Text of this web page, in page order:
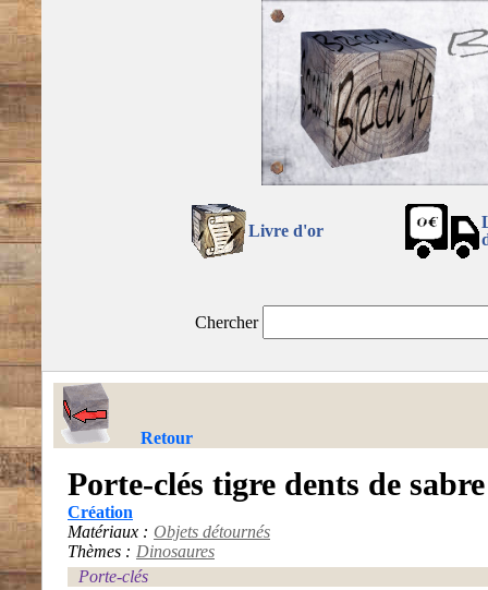
Livre d'or
Chercher
Retour
Porte-clés tigre dents de sabre
Création
Matériaux : Objets détournés
Thèmes : Dinosaures
Porte-clés